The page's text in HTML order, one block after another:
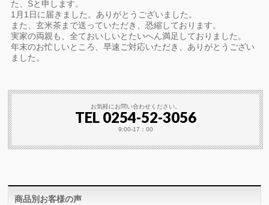
た、Sと申します。
1月1日に届きました。ありがとうございました。
また、玄米茶まで送っていただき、恐縮しております。
実家の両親も、全ておいしいとたいへん満足しておりました。
年末のお忙しいところ、早速ご対応いただき、ありがとうござい
ました。
お気軽にお問い合わせください。
TEL 0254-52-3056
9:00-17：00
商品別お客様の声